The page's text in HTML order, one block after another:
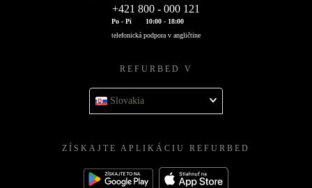
+421 800 - 000 121
Po - Pi
10:00 - 18:00
telefonická podpora v angličtine
REFURBED V
Slovakia
ZÍSKAJTE APLIKÁCIU REFURBED